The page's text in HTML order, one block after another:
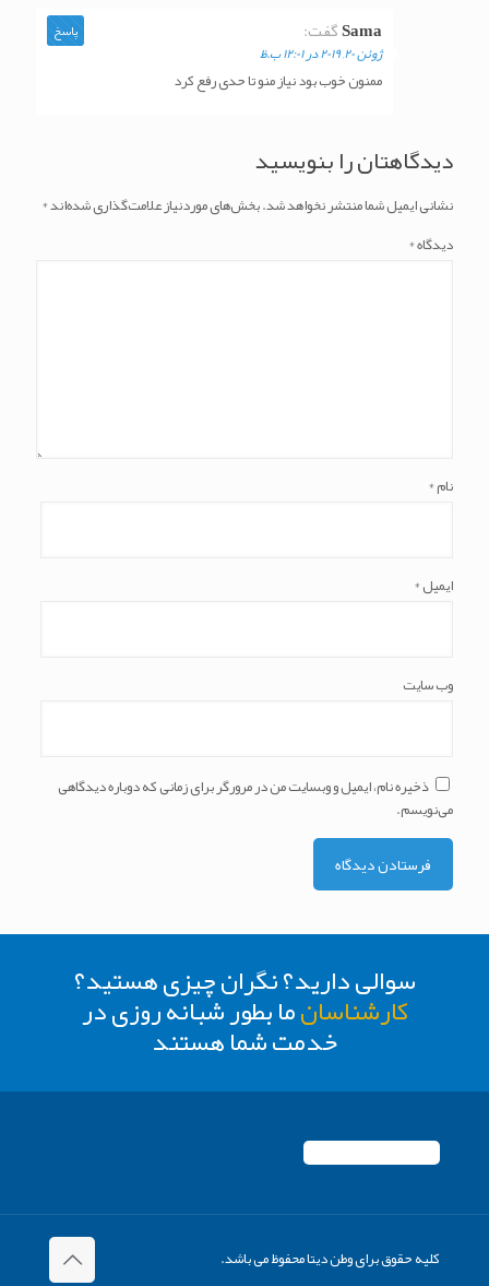
Samaگفت:
ژوئن 20, 2019 در 12:01 ب.ظ
ممنون خوب بود نیاز منو تا حدی رفع کرد
پاسخ
دیدگاهتان را بنویسید
نشانی ایمیل شما منتشر نخواهد شد.بخش‌های موردنیاز علامت‌گذاری شده‌اند*
دیدگاه*
نام*
ایمیل*
وب‌ سایت
ذخیره نام، ایمیل و وبسایت من در مرورگر برای زمانی که دوباره دیدگاهی
می‌نویسم.
سوالی دارید؟ نگران چیزی هستید؟
کارشناسانما بطور شبانه روزی در
خدمت شما هستند
کلیه حقوق برای وطن دیتا محفوظ می باشد.